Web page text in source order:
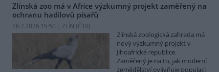
Zlínská zoo má v Africe výzkumný projekt zaměřený na
ochranu hadilovů písařů
26.7.2026 15:50 | ZLÍN (ČTK)
Zlínská zoologická zahrada má
nový výzkumný projekt v
Jihoafrické republice.
Zaměřený je na to, jak moderní
zemědělství ovlivňuje populaci